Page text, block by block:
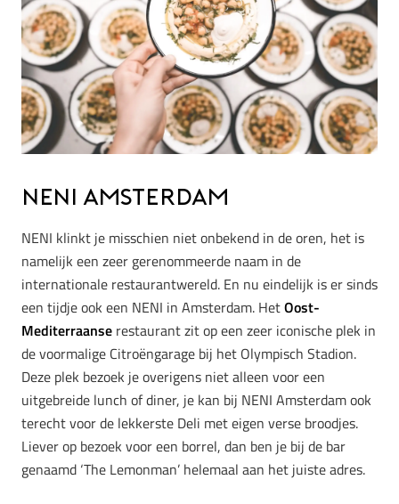
NENI Amsterdam
NENI klinkt je misschien niet onbekend in de oren, het is
namelijk een zeer gerenommeerde naam in de
internationale restaurantwereld. En nu eindelijk is er sinds
een tijdje ook een NENI in Amsterdam. HetOost-
Mediterraanse restaurant zit op een zeer iconische plek in
de voormalige Citroëngarage bij het Olympisch Stadion.
Deze plek bezoek je overigens niet alleen voor een
uitgebreide lunch of diner, je kan bij NENI Amsterdam ook
terecht voor de lekkerste Deli met eigen verse broodjes.
Liever op bezoek voor een borrel, dan ben je bij de bar
genaamd ‘The Lemonman’ helemaal aan het juiste adres.